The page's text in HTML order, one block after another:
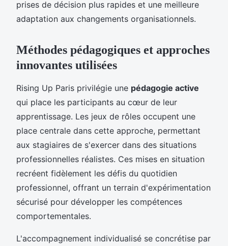
prises de décision plus rapides et une meilleure
adaptation aux changements organisationnels.
Méthodes pédagogiques et approches
innovantes utilisées
Rising Up Paris privilégie une pédagogie active
qui place les participants au cœur de leur
apprentissage. Les jeux de rôles occupent une
place centrale dans cette approche, permettant
aux stagiaires de s'exercer dans des situations
professionnelles réalistes. Ces mises en situation
recréent fidèlement les défis du quotidien
professionnel, offrant un terrain d'expérimentation
sécurisé pour développer les compétences
comportementales.
L'accompagnement individualisé se concrétise par